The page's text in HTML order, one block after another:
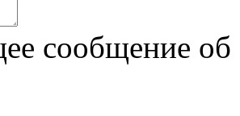
сообщение об